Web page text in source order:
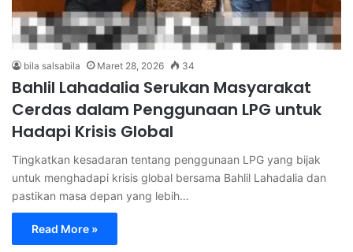
bila salsabila Maret 28, 2026 34
Bahlil Lahadalia Serukan Masyarakat
Cerdas dalam Penggunaan LPG untuk
Hadapi Krisis Global
Tingkatkan kesadaran tentang penggunaan LPG yang bijak
untuk menghadapi krisis global bersama Bahlil Lahadalia dan
pastikan masa depan yang lebih…
Read More »